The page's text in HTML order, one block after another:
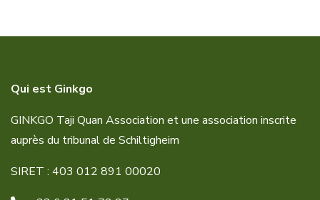
Qui est Ginkgo
GINKGO Taji Quan Association et une association inscrite
auprès du tribunal de Schiltigheim
SIRET : 403 012 891 00020